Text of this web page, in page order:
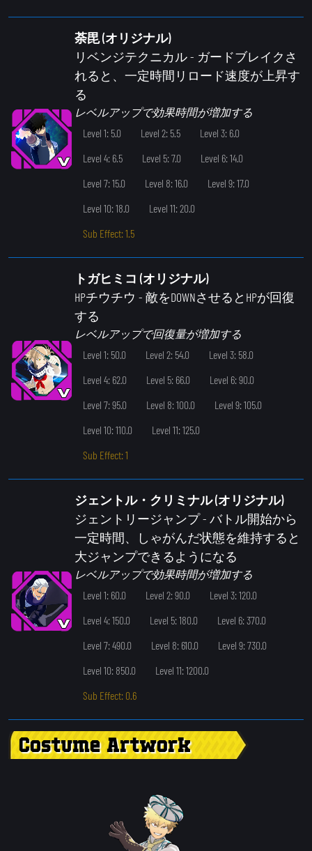
荼毘 (オリジナル)
リベンジテクニカル- ガードブレイクさ
れると、一定時間リロード速度が上昇す
る
レベルアップで効果時間が増加する
Level 1: 5.0
Level 2: 5.5
Level 3: 6.0
Level 4: 6.5
Level 5: 7.0
Level 6: 14.0
Level 7: 15.0
Level 8: 16.0
Level 9: 17.0
Level 10: 18.0
Level 11: 20.0
Sub Effect: 1.5
トガヒミコ (オリジナル)
HPチウチウ - 敵をDOWNさせるとHPが回復
する
レベルアップで回復量が増加する
Level 1: 50.0
Level 2: 54.0
Level 3: 58.0
Level 4: 62.0
Level 5: 66.0
Level 6: 90.0
Level 7: 95.0
Level 8: 100.0
Level 9: 105.0
Level 10: 110.0
Level 11: 125.0
Sub Effect: 1
ジェントル・クリミナル (オリジナル)
ジェントリージャンプ- バトル開始から
一定時間、しゃがんだ状態を維持すると
大ジャンプできるようになる
レベルアップで効果時間が増加する
Level 1: 60.0
Level 2: 90.0
Level 3: 120.0
Level 4: 150.0
Level 5: 180.0
Level 6: 370.0
Level 7: 490.0
Level 8: 610.0
Level 9: 730.0
Level 10: 850.0
Level 11: 1200.0
Sub Effect: 0.6
Costume Artwork